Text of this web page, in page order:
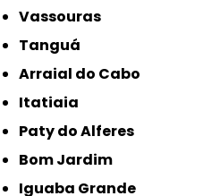
Vassouras
Tanguá
Arraial do Cabo
Itatiaia
Paty do Alferes
Bom Jardim
Iguaba Grande